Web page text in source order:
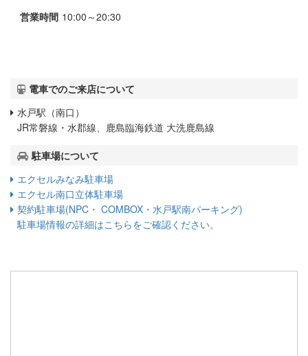
営業時間 10:00～20:30
電車でのご来店について
水戸駅（南口）
JR常磐線・水郡線、鹿島臨海鉄道 大洗鹿島線
駐車場について
エクセルみなみ駐車場
エクセル南口立体駐車場
契約駐車場(NPC・ COMBOX・水戸駅南パーキング)
駐車場情報の詳細はこちらをご確認ください。